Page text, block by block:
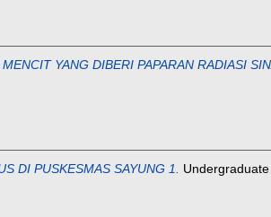
YANG DIBERI PAPARAN RADIASI
DI PUSKESMAS SAYUNG 1.